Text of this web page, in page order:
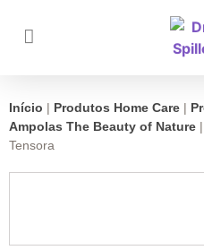
Início | Produtos Home Care |
Ampolas The Beauty of Nature |
Tensora